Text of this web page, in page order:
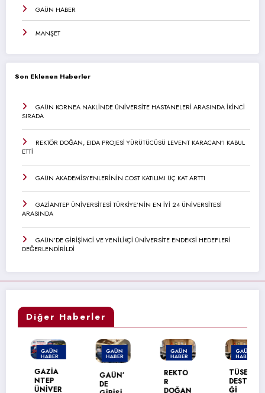
GAÜN HABER
MANŞET
Son Eklenen Haberler
GAÜN KORNEA NAKLİNDE ÜNİVERSİTE HASTANELERİ ARASINDA İKİNCİ
SIRADA
REKTÖR DOĞAN, EIDA PROJESİ YÜRÜTÜCÜSÜ LEVENT KARACAN’I KABUL
ETTİ
GAÜN AKADEMİSYENLERİNİN COST KATILIMI ÜÇ KAT ARTTI
GAZİANTEP ÜNİVERSİTESİ TÜRKİYE’NİN EN İYİ 24 ÜNİVERSİTESİ
ARASINDA
GAÜN’DE GİRİŞİMCİ VE YENİLİKÇİ ÜNİVERSİTE ENDEKSİ HEDEFLERİ
DEĞERLENDİRİLDİ
Diğer Haberler
GAÜN
HABER
MANŞET
GAZİA
NTEP
ÜNİVER
GAÜN
HABER
GAÜN’
GAÜN
HABER
REKTÖ
GAÜN
HABER
TÜSEB
DESTE